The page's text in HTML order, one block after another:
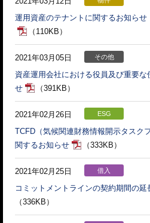
運用資産のテナントに関するお知らせ
（110KB）
2021年03月05日 その他
資産運用会社における役員及び重要
せ
（391KB）
2021年02月26日 ESG
TCFD（気候関連財務情報開示タスク
関するお知らせ
（333KB）
2021年02月25日 借入
コミットメントラインの契約期間の
（336KB）